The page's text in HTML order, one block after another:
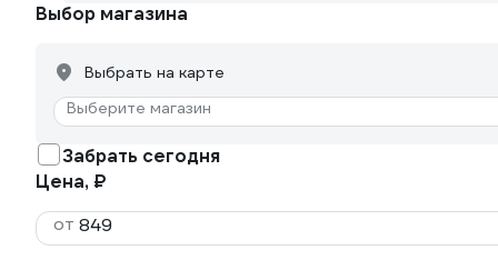
Выбор магазина
Выбрать на карте
Выберите магазин
Забрать сегодня
Цена, ₽
от